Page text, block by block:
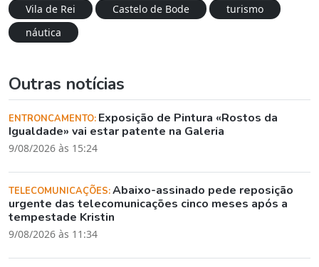
Vila de Rei
Castelo de Bode
turismo
náutica
Outras notícias
ENTRONCAMENTO: Exposição de Pintura «Rostos da
Igualdade» vai estar patente na Galeria
9/08/2026 às 15:24
TELECOMUNICAÇÕES:Abaixo-assinado pede reposição
urgente das telecomunicações cinco meses após a
tempestade Kristin
9/08/2026 às 11:34